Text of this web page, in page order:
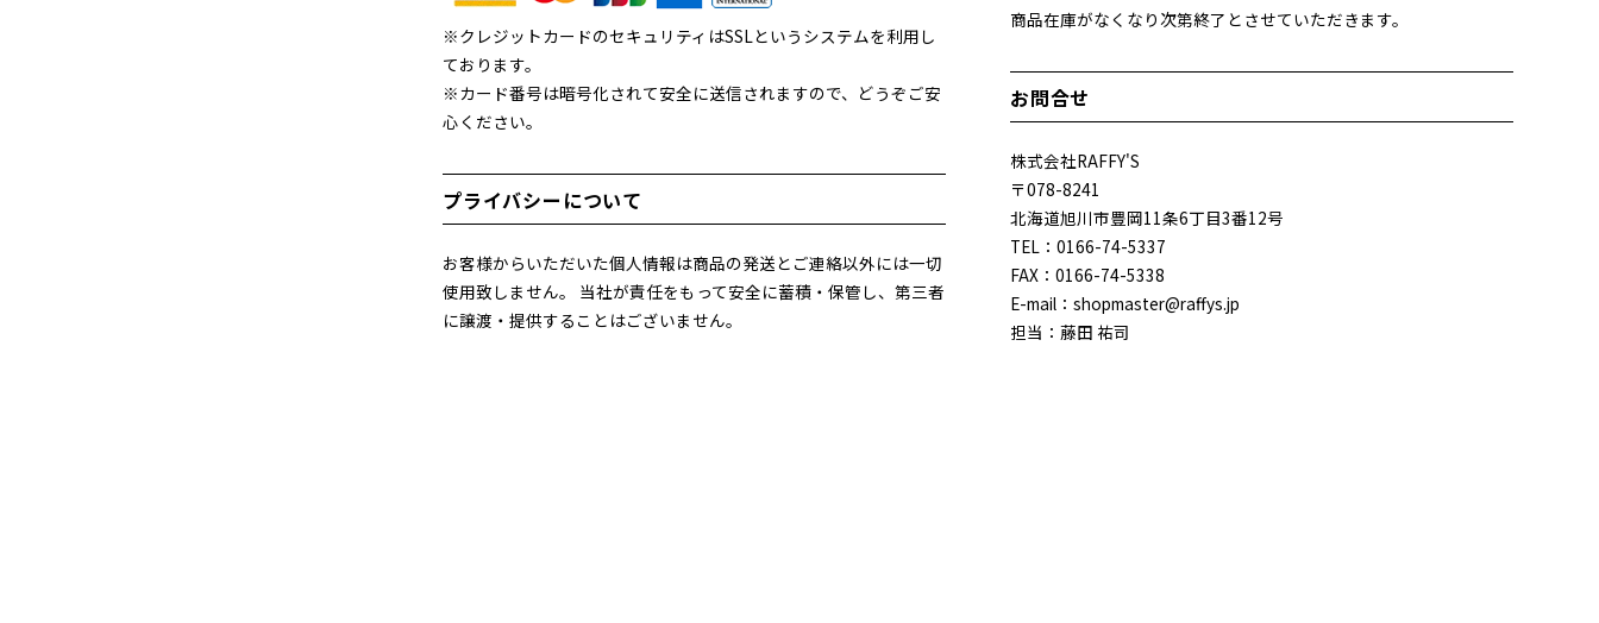
※クレジットカードのセキュリティはSSLというシステムを利用し
ております。
※カード番号は暗号化されて安全に送信されますので、どうぞご安
心ください。
プライバシーについて
お客様からいただいた個人情報は商品の発送とご連絡以外には一切
使用致しません。 当社が責任をもって安全に蓄積・保管し、第三者
に譲渡・提供することはございません。
商品在庫がなくなり次第終了とさせていただきます。
お問合せ
株式会社RAFFY'S
〒078-8241
北海道旭川市豊岡11条6丁目3番12号
TEL：0166-74-5337
FAX：0166-74-5338
E-mail：shopmaster@raffys.jp
担当：藤田 祐司